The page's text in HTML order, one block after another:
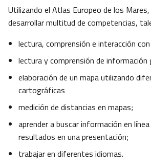
Utilizando el Atlas Europeo de los
desarrollar multitud de competencias,
lectura, comprensión e interacción
lectura y comprensión de información
elaboración de un mapa utilizando
cartográficas
medición de distancias en mapas;
aprender a buscar información en
resultados en una presentación;
trabajar en diferentes idiomas.